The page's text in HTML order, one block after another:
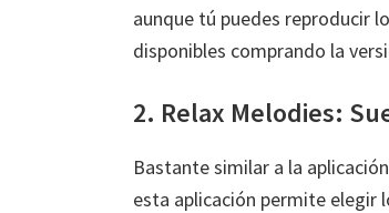
aunque tú puedes reproducir
disponibles comprando la
2. Relax Melodies:
Bastante similar a la
esta aplicación permite elegir